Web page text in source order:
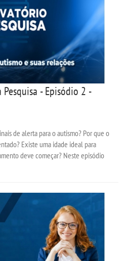
- Episódio 2 -
de alerta para o autismo? Por que o
Existe uma idade ideal para
deve começar? Neste episódio